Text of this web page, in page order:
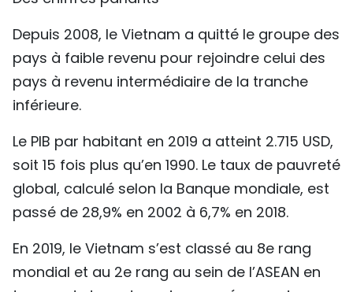
Depuis 2008, le Vietnam a quitté le groupe des
pays à faible revenu pour rejoindre celui des
pays à revenu intermédiaire de la tranche
inférieure.
Le PIB par habitant en 2019 a atteint 2.715 USD,
soit 15 fois plus qu’en 1990. Le taux de pauvreté
global, calculé selon la Banque mondiale, est
passé de 28,9% en 2002 à 6,7% en 2018.
En 2019, le Vietnam s’est classé au 8e rang
mondial et au 2e rang au sein de l’ASEAN en